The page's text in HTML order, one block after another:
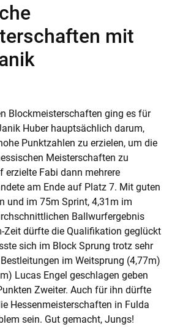
mit
Blockmeisterschaften ging es für
Huber hauptsächlich darum,
Punktzahlen zu erzielen, um die
Meisterschaften zu
erzielte Fabi dann mehrere
am Ende auf Platz 7. Mit guten
und im 75m Sprint, 4,31m im
Ballwurfergebnis
Zeit dürfte die Qualifikation geglückt
sich im Block Sprung trotz sehr
im Weitsprung (4,77m)
Lucas Engel geschlagen geben
Zweiter. Auch für ihn dürfte
Hessenmeisterschaften in Fulda
sein. Gut gemacht, Jungs!